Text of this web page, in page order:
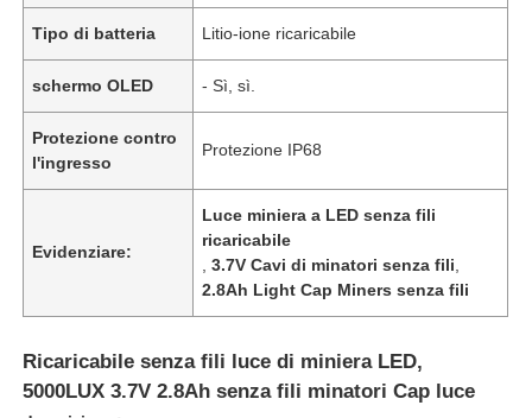
Tipo di batteria Litio-ione ricaricabile
schermo OLED - Sì, sì.
Protezione contro
l'ingresso
Protezione IP68
Evidenziare:
Luce miniera a LED senza fili
ricaricabile
,3.7V Cavi di minatori senza fili
2.8Ah Light Cap Miners senza fili
Ricaricabile senza fili luce di miniera LED,
5000LUX 3.7V 2.8Ah senza fili minatori Cap luce